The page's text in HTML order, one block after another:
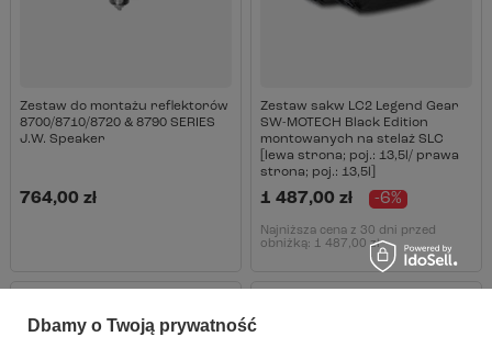
Zestaw do montażu reflektorów
8700/8710/8720 & 8790 SERIES
J.W. Speaker
764,00 zł
Zestaw sakw LC2 Legend Gear
SW-MOTECH Black Edition
montowanych na stelaż SLC
[lewa strona; poj.: 13,5l/ prawa
strona; poj.: 13,5l]
1 487,00 zł -6%
Najniższa cena z 30 dni przed
obniżką: 1 487,00 zł
RATY 0%
Dbamy o Twoją prywatność